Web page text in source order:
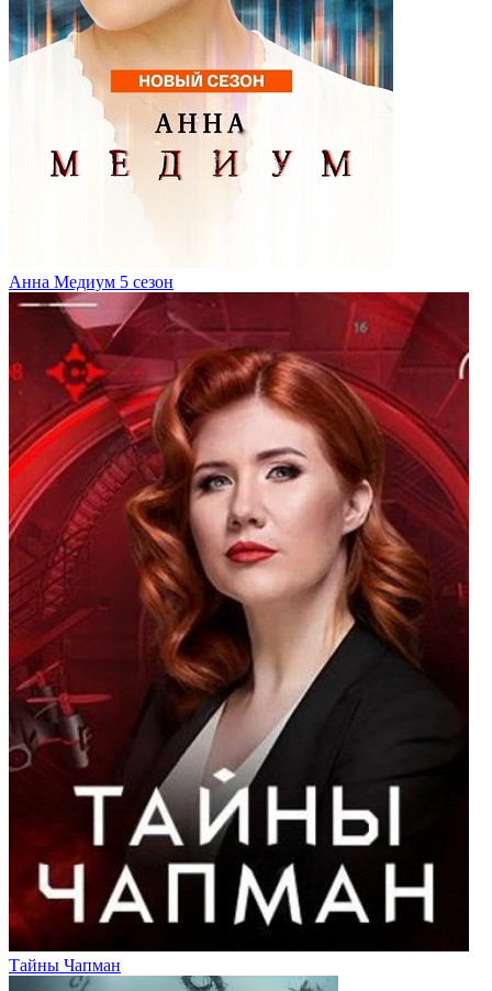
Анна Медиум 5 сезон
Тайны Чапман